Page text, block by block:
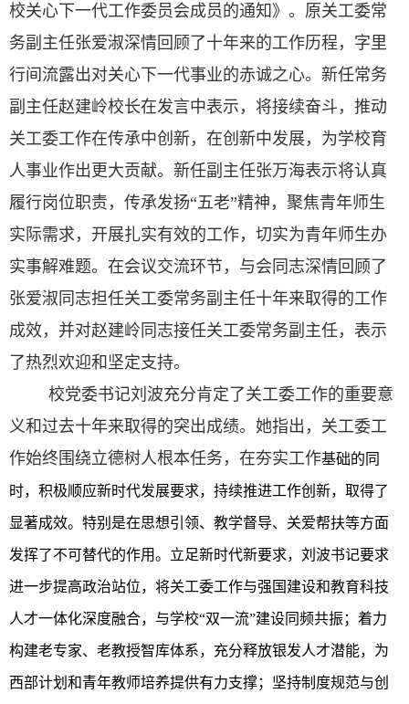
校关心下一代工作委员会成员的通知》。原关工委常
务副主任张爱淑深情回顾了十年来的工作历程，字里
行间流露出对关心下一代事业的赤诚之心。新任常务
副主任赵建岭校长在发言中表示，将接续奋斗，推动
关工委工作在传承中创新，在创新中发展，为学校育
人事业作出更大贡献。新任副主任张万海表示将认真
履行岗位职责，传承发扬“五老”精神，聚焦青年师生
实际需求，开展扎实有效的工作，切实为青年师生办
实事解难题。在会议交流环节，与会同志深情回顾了
张爱淑同志担任关工委常务副主任十年来取得的工作
成效，并对赵建岭同志接任关工委常务副主任，表示
了热烈欢迎和坚定支持。
校党委书记刘波充分肯定了关工委工作的重要意
义和过去十年来取得的突出成绩。她指出，关工委工
作始终围绕立德树人根本任务，在夯实工作基础的同
时，积极顺应新时代发展要求，持续推进工作创新，取得了
显著成效。特别是在思想引领、教学督导、关爱帮扶等方面
发挥了不可替代的作用。立足新时代新要求，刘波书记要求
进一步提高政治站位，将关工委工作与强国建设和教育科技
人才一体化深度融合，与学校“双一流”建设同频共振；着力
构建老专家、老教授智库体系，充分释放银发人才潜能，为
西部计划和青年教师培养提供有力支撑；坚持制度规范与创